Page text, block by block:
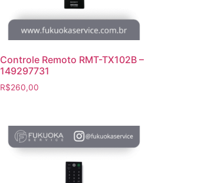
Controle Remoto RMT-TX102B –
149297731
R$260,00